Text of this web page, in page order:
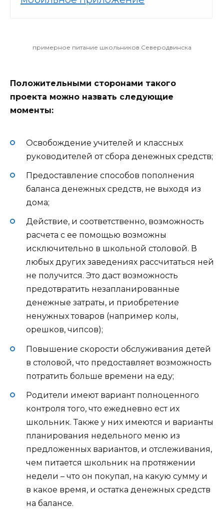
примерное питание школьников Северодвинска
Положительными сторонами такого
проекта можно назвать следующие
моменты:
Освобождение учителей и классных
руководителей от сбора денежных средств;
Предоставление способов пополнения
баланса денежных средств, не выходя из
дома;
Действие, и соответственно, возможность
расчета с ее помощью возможны
исключительно в школьной столовой. В
любых других заведениях рассчитаться ней
не получится. Это даст возможность
предотвратить незапланированные
денежные затраты, и приобретение
ненужных товаров (например колы,
орешков, чипсов);
Повышение скорости обслуживания детей
в столовой, что предоставляет возможность
потратить больше времени на еду;
Родители имеют вариант полноценного
контроля того, что ежедневно ест их
школьник. Также у них имеются и варианты
планирования недельного меню из
предложенных вариантов, и отслеживания,
чем питается школьник на протяжении
недели – что он покупал, на какую сумму и
в какое время, и остатка денежных средств
на балансе.